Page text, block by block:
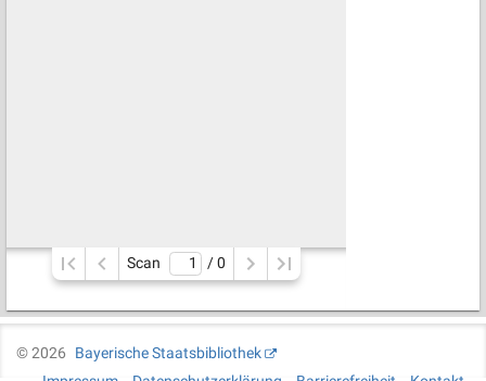
Scan / 0
©2026
Bayerische Staatsbibliothek